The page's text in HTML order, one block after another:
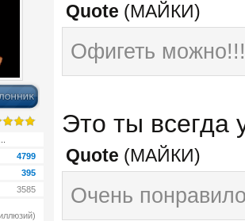
4799
395
3585
Quote (МАЙКИ)
Офигеть
Это ты
Quote (МАЙКИ)
Очень